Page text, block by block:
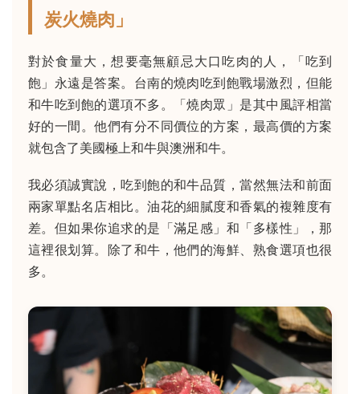
炭火燒肉」
對於食量大，想要毫無顧忌大口吃肉的人，「吃到
飽」永遠是答案。台南的燒肉吃到飽戰場激烈，但能
和牛吃到飽的選項不多。「燒肉眾」是其中風評相當
好的一間。他們有分不同價位的方案，最高價的方案
就包含了美國極上和牛與澳洲和牛。
我必須誠實說，吃到飽的和牛品質，當然無法和前面
兩家單點名店相比。油花的細膩度和香氣的複雜度有
差。但如果你追求的是「滿足感」和「多樣性」，那
這裡很划算。除了和牛，他們的海鮮、熟食選項也很
多。